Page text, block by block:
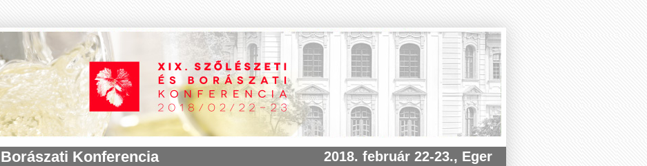
2018. február 22-23., Eger
Konferencia